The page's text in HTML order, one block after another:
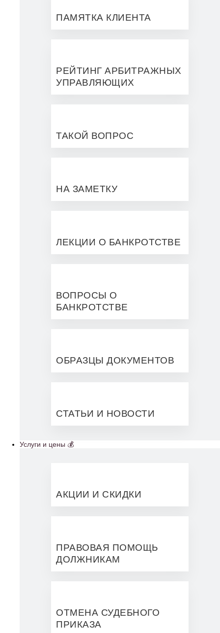
ПАМЯТКА КЛИЕНТА
РЕЙТИНГ АРБИТРАЖНЫХ
УПРАВЛЯЮЩИХ
ТАКОЙ ВОПРОС
НА ЗАМЕТКУ
ЛЕКЦИИ О БАНКРОТСТВЕ
ВОПРОСЫ О
БАНКРОТСТВЕ
ОБРАЗЦЫ ДОКУМЕНТОВ
СТАТЬИ И НОВОСТИ
Услуги и цены 💰
АКЦИИ И СКИДКИ
ПРАВОВАЯ ПОМОЩЬ
ДОЛЖНИКАМ
ОТМЕНА СУДЕБНОГО
ПРИКАЗА